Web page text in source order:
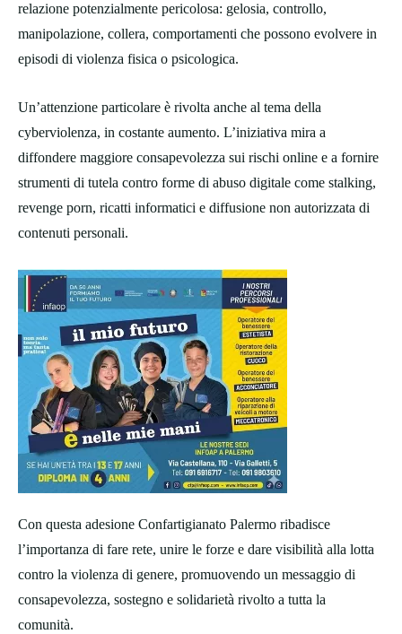
relazione potenzialmente pericolosa: gelosia, controllo,
manipolazione, collera, comportamenti che possono evolvere in
episodi di violenza fisica o psicologica.
Un’attenzione particolare è rivolta anche al tema della
cyberviolenza, in costante aumento. L’iniziativa mira a
diffondere maggiore consapevolezza sui rischi online e a fornire
strumenti di tutela contro forme di abuso digitale come stalking,
revenge porn, ricatti informatici e diffusione non autorizzata di
contenuti personali.
Con questa adesione Confartigianato Palermo ribadisce
l’importanza di fare rete, unire le forze e dare visibilità alla lotta
contro la violenza di genere, promuovendo un messaggio di
consapevolezza, sostegno e solidarietà rivolto a tutta la
comunità.